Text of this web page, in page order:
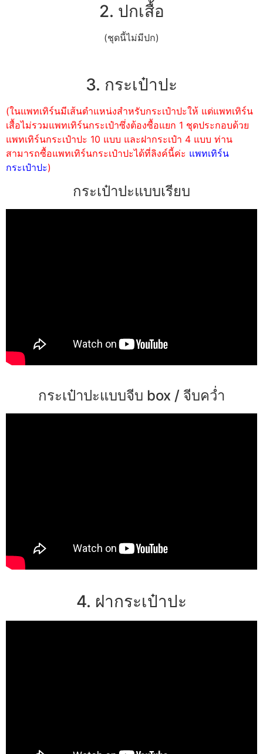
2. ปกเสื้อ
(ชุดนี้ไม่มีปก)
3. กระเป๋าปะ
(ในแพทเทิร์นมีเส้นตำแหน่งสำหรับกระเป๋าปะให้ แต่แพทเทิร์น
เสื้อไม่รวมแพทเทิร์นกระเป๋าซึ่งต้องซื้อแยก 1 ชุดประกอบด้วย
แพทเทิร์นกระเป๋าปะ 10 แบบ และฝากระเป๋า 4 แบบ ท่าน
สามารถซื้อแพทเทิร์นกระเป๋าปะได้ที่ลิงค์นี้ค่ะ แพทเทิร์น
กระเป๋าปะ)
กระเป๋าปะแบบเรียบ
กระเป๋าปะแบบจีบ box / จีบคว่ำ
4. ฝากระเป๋าปะ